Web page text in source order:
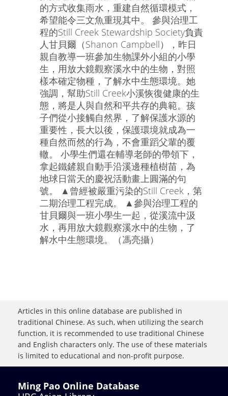
的方式收集雨水，重建自然循環模式，
希望能令三文魚重現其中。 參與治理工
程的Still Creek Stewardship Society負責
人甘貝爾（Shanon Campbell），昨日
親自教導一班參加生物課外小組的小學
生，用放大鏡觀察溪水中的生物，對照
樣本確定物種，了解水中生態環境。她
強調，幫助Still Creek小溪恢復健康的生
態，將是人與自然和平共存的典範。孩
子們從小接觸自然界，了解保護水源的
重要性，長大以後，保護環境就成為一
種自然而然的行為，不會重蹈父輩的覆
轍。 小學生們還在輔導老師的帶領下，
拿起鐵鏟親自動手沿溪邊種植樹苗，為
地球日當天的慶祝活動畫上圓滿的句
號。 ▲曾經被嚴重污染的Still Creek，第
二期治理工程完成。 ▲參與治理工程的
甘貝爾與一班小學生一起，從溪流中汲
水，再用放大鏡觀察溪水中的生物，了
解水中生態環境。（馮亮攝）
Articles in this online database are published in
traditional Chinese. As such, when utilizing the search
function, it is recommended to use traditional Chinese
and English characters only. The use of these materials
is limited to educational and non-profit purpose.
Ming Pao Online Database